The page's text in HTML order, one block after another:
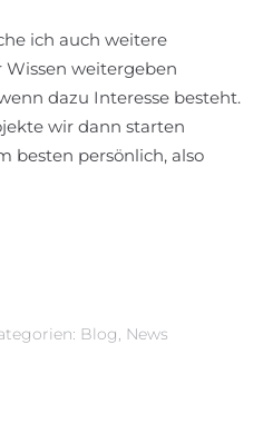
ich auch weitere
Wissen weitergeben
dazu Interesse besteht.
wir dann starten
besten persönlich, also
Blog, News